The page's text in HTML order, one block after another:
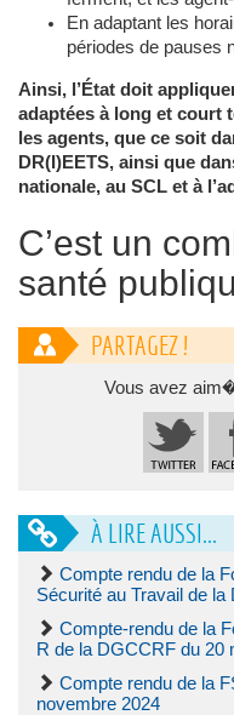
En adaptant les
périodes de pauses
Ainsi, l’État doit
adaptées à long et court
les agents, que ce soit
DR(I)EETS, ainsi que
nationale, au SCL et à
C’est un
santé
PARTAGEZ !
Vous avez
À LIRE AUSSI...
Compte rendu de la
Sécurité au Travail de
Compte-rendu de la
R de la DGCCRF du 20
Compte rendu de la
novembre 2024